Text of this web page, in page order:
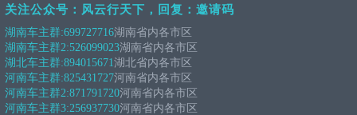
关注公众号：风云行天下，回复：邀请码
湖南车主群:699727716湖南省内各市区
湖南车主群2:526099023湖南省内各市区
湖北车主群:894015671湖北省内各市区
河南车主群:825431727河南省内各市区
河南车主群2:871791720河南省内各市区
河南车主群3:256937730河南省内各市区